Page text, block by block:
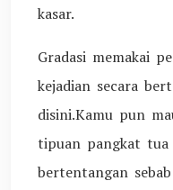
kasar.
Gradasi memakai
kejadian secara
disini.Kamu pun
tipuan pangkat tua
bertentangan